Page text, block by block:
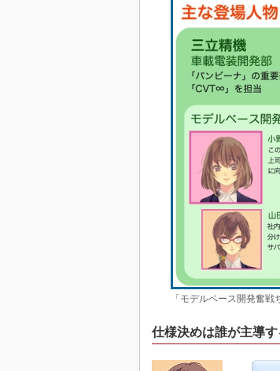
「モデルベース開発奮戦
仕様決めは誰が主導す